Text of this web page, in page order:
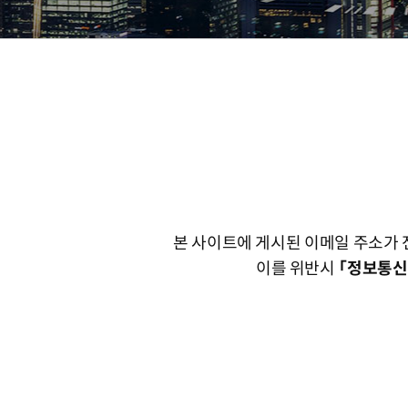
이메일 무단수집금지 안내
본 사이트에 게시된 이메일 주소가
이를 위반시 「정보통